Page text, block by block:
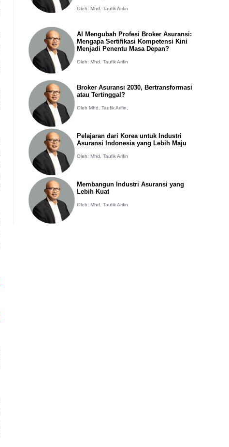
Oleh: Mhd. Taufik Arifin
AI Mengubah Profesi Broker Asuransi:
Mengapa Sertifikasi Kompetensi Kini
Menjadi Penentu Masa Depan?
Oleh: Mhd. Taufik Arifin
Broker Asuransi 2030, Bertransformasi
atau Tertinggal?
Oleh Mhd. Taufik Arifin,
Pelajaran dari Korea untuk Industri
Asuransi Indonesia yang Lebih Maju
Oleh: Mhd. Taufik Arifin
Membangun Industri Asuransi yang
Lebih Kuat
Oleh: Mhd. Taufik Arifin